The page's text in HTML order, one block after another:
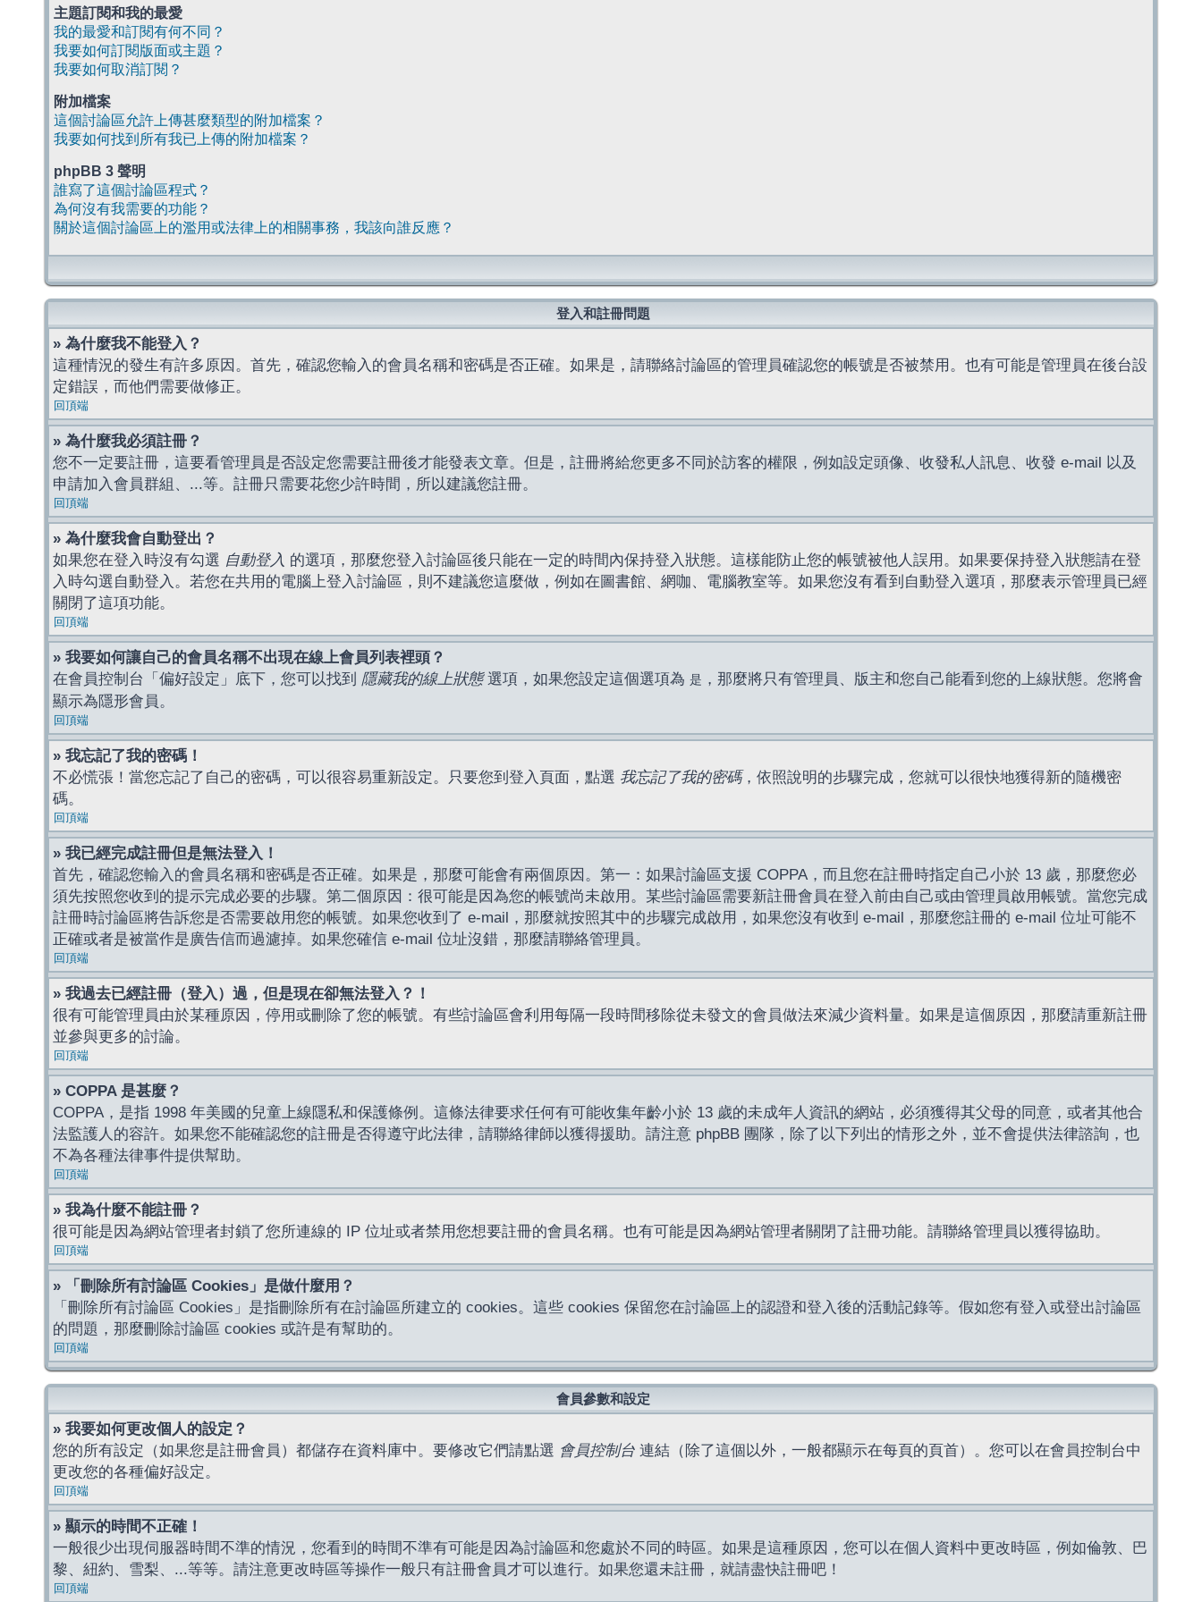
主題訂閱和我的最愛
我的最愛和訂閱有何不同？
我要如何訂閱版面或主題？
我要如何取消訂閱？
附加檔案
這個討論區允許上傳甚麼類型的附加檔案？
我要如何找到所有我已上傳的附加檔案？
phpBB 3 聲明
誰寫了這個討論區程式？
為何沒有我需要的功能？
關於這個討論區上的濫用或法律上的相關事務，我該向誰反應？
登入和註冊問題
» 為什麼我不能登入？
這種情況的發生有許多原因。首先，確認您輸入的會員名稱和密碼是否正確。如果是，請聯絡討論區的管理員確認您的帳號是否被禁用。也有可能是管理員在後台設
定錯誤，而他們需要做修正。
回頂端
» 為什麼我必須註冊？
您不一定要註冊，這要看管理員是否設定您需要註冊後才能發表文章。但是，註冊將給您更多不同於訪客的權限，例如設定頭像、收發私人訊息、收發 e-mail 以及
申請加入會員群組、...等。註冊只需要花您少許時間，所以建議您註冊。
回頂端
» 為什麼我會自動登出？
如果您在登入時沒有勾選 自動登入 的選項，那麼您登入討論區後只能在一定的時間內保持登入狀態。這樣能防止您的帳號被他人誤用。如果要保持登入狀態請在登
入時勾選自動登入。若您在共用的電腦上登入討論區，則不建議您這麼做，例如在圖書館、網咖、電腦教室等。如果您沒有看到自動登入選項，那麼表示管理員已經
關閉了這項功能。
回頂端
» 我要如何讓自己的會員名稱不出現在線上會員列表裡頭？
在會員控制台「偏好設定」底下，您可以找到 隱藏我的線上狀態選項，如果您設定這個選項為 是 ，那麼將只有管理員、版主和您自己能看到您的上線狀態。您將會
顯示為隱形會員。
回頂端
» 我忘記了我的密碼！
不必慌張！當您忘記了自己的密碼，可以很容易重新設定。只要您到登入頁面，點選 我忘記了我的密碼，依照說明的步驟完成，您就可以很快地獲得新的隨機密
碼。
回頂端
» 我已經完成註冊但是無法登入！
首先，確認您輸入的會員名稱和密碼是否正確。如果是，那麼可能會有兩個原因。第一：如果討論區支援 COPPA，而且您在註冊時指定自己小於 13 歲，那麼您必
須先按照您收到的提示完成必要的步驟。第二個原因：很可能是因為您的帳號尚未啟用。某些討論區需要新註冊會員在登入前由自己或由管理員啟用帳號。當您完成
註冊時討論區將告訴您是否需要啟用您的帳號。如果您收到了 e-mail，那麼就按照其中的步驟完成啟用，如果您沒有收到 e-mail，那麼您註冊的 e-mail 位址可能不
正確或者是被當作是廣告信而過濾掉。如果您確信 e-mail 位址沒錯，那麼請聯絡管理員。
回頂端
» 我過去已經註冊（登入）過，但是現在卻無法登入？！
很有可能管理員由於某種原因，停用或刪除了您的帳號。有些討論區會利用每隔一段時間移除從未發文的會員做法來減少資料量。如果是這個原因，那麼請重新註冊
並參與更多的討論。
回頂端
» COPPA 是甚麼？
COPPA，是指 1998 年美國的兒童上線隱私和保護條例。這條法律要求任何有可能收集年齡小於 13 歲的未成年人資訊的網站，必須獲得其父母的同意，或者其他合
法監護人的容許。如果您不能確認您的註冊是否得遵守此法律，請聯絡律師以獲得援助。請注意 phpBB 團隊，除了以下列出的情形之外，並不會提供法律諮詢，也
不為各種法律事件提供幫助。
回頂端
» 我為什麼不能註冊？
很可能是因為網站管理者封鎖了您所連線的 IP 位址或者禁用您想要註冊的會員名稱。也有可能是因為網站管理者關閉了註冊功能。請聯絡管理員以獲得協助。
回頂端
» 「刪除所有討論區 Cookies」是做什麼用？
「刪除所有討論區 Cookies」是指刪除所有在討論區所建立的 cookies。這些 cookies 保留您在討論區上的認證和登入後的活動記錄等。假如您有登入或登出討論區
的問題，那麼刪除討論區 cookies 或許是有幫助的。
回頂端
會員參數和設定
» 我要如何更改個人的設定？
您的所有設定（如果您是註冊會員）都儲存在資料庫中。要修改它們請點選 會員控制台 連結（除了這個以外，一般都顯示在每頁的頁首）。您可以在會員控制台中
更改您的各種偏好設定。
回頂端
» 顯示的時間不正確！
一般很少出現伺服器時間不準的情況，您看到的時間不準有可能是因為討論區和您處於不同的時區。如果是這種原因，您可以在個人資料中更改時區，例如倫敦、巴
黎、紐約、雪梨、...等等。請注意更改時區等操作一般只有註冊會員才可以進行。如果您還未註冊，就請盡快註冊吧！
回頂端